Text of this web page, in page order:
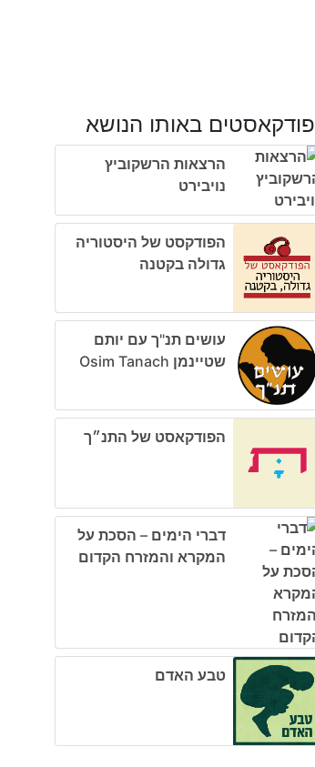
פודקאסטים באותו הנושא
הרצאות הרשקוביץ
נויבירט
הפודקסט של היסטוריה
גדולה בקטנה
עושים תנ"ך עם יותם
שטיינמן Osim Tanach
הפודקאסט של התנ״ך
דברי הימים – הסכת על
המקרא והמזרח הקדום
טבע האדם